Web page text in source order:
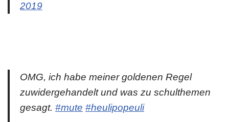
2019
OMG, ich habe meiner goldenen Regel
zuwidergehandelt und was zu schulthemen
gesagt. #mute #heulipopeuli